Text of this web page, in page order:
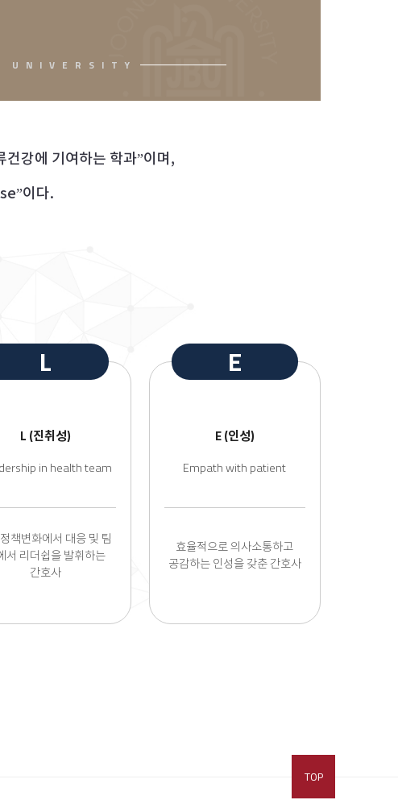
강에 기여하는 학과”이며,
이다.
L
L (진취성)
in health team
책변화에서 대응 및 팀
서 리더쉽을 발휘하는
간호사
E
E (인성)
Empath with patient
효율적으로 의사소통하고
공감하는 인성을 갖춘 간호사
TOP